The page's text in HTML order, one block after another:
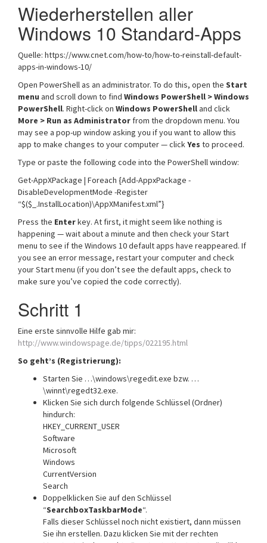
Wiederherstellen aller
Windows 10 Standard-Apps
Quelle: https://www.cnet.com/how-to/how-to-reinstall-default-
apps-in-windows-10/
Open PowerShell as an administrator. To do this, open the Start
menu and scroll down to find Windows PowerShell > Windows
PowerShell. Right-click on Windows PowerShelland click
More > Run as Administrator from the dropdown menu. You
may see a pop-up window asking you if you want to allow this
app to make changes to your computer — clickYes to proceed.
Type or paste the following code into the PowerShell window:
Get-AppXPackage | Foreach {Add-AppxPackage -
DisableDevelopmentMode -Register
“$($_.InstallLocation)\AppXManifest.xml”}
Press the Enterkey. At first, it might seem like nothing is
happening — wait about a minute and then check your Start
menu to see if the Windows 10 default apps have reappeared. If
you see an error message, restart your computer and check
your Start menu (if you don’t see the default apps, check to
make sure you’ve copied the code correctly).
Schritt 1
Eine erste sinnvolle Hilfe gab mir:
http://www.windowspage.de/tipps/022195.html
So geht’s (Registrierung):
Starten Sie …\windows\regedit.exe bzw. …
\winnt\regedt32.exe.
Klicken Sie sich durch folgende Schlüssel (Ordner)
hindurch:
HKEY_CURRENT_USER
Software
Microsoft
Windows
CurrentVersion
Search
Doppelklicken Sie auf den Schlüssel
“SearchboxTaskbarMode“.
Falls dieser Schlüssel noch nicht existiert, dann müssen
Sie ihn erstellen. Dazu klicken Sie mit der rechten